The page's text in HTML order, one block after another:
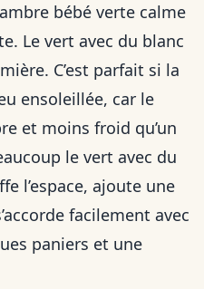
bébé verte calme
Le vert avec du blanc
C’est parfait si la
ensoleillée, car le
et moins froid qu’un
le vert avec du
l’espace, ajoute une
facilement avec
paniers et une